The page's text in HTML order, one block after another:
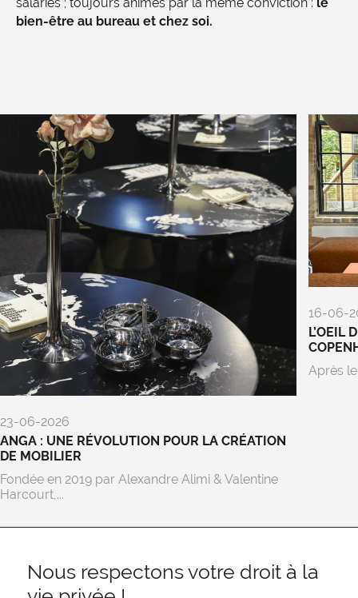
bien-être au bureau et chez soi.
23-06-2026
ANGA : UNE RÉVOLUTION POUR LA CRÉATION
DE MOBILIER
Fondée en 2019 par Alexandre Alimi & Valentine
Harcourt,...
16-06-
L’OEIL
Après
Nous respectons votre droit à la